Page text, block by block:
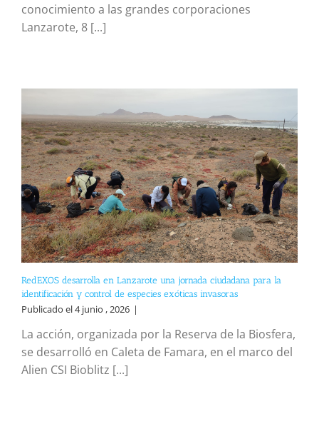
conocimiento a las grandes corporaciones
Lanzarote, 8 [...]
RedEXOS desarrolla en Lanzarote una jornada ciudadana para la
identificación y control de especies exóticas invasoras
Publicado el 4 junio , 2026 |
La acción, organizada por la Reserva de la Biosfera,
se desarrolló en Caleta de Famara, en el marco del
Alien CSI Bioblitz [...]